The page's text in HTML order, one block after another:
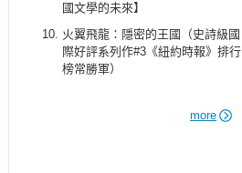
國文學的未來】
火翼飛龍：隱密的王國（史詩級國
際好評系列作#3《紐約時報》排行
榜常勝軍）
more